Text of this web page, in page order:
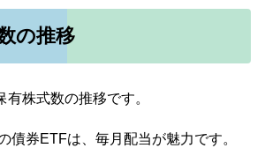
の推移
株式数の推移です。
債券ETFは、毎月配当が魅力です。